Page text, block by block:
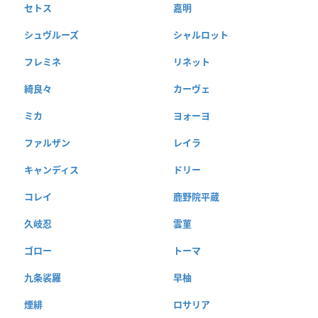
セトス 嘉明
シュヴルーズ シャルロット
フレミネ リネット
綺良々 カーヴェ
ミカ ヨォーヨ
ファルザン レイラ
キャンディス ドリー
コレイ 鹿野院平蔵
久岐忍 雲菫
ゴロー トーマ
九条裟羅 早柚
煙緋 ロサリア